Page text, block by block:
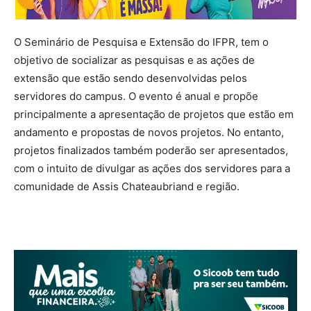
O Seminário de Pesquisa e Extensão do IFPR, tem o
objetivo de socializar as pesquisas e as ações de
extensão que estão sendo desenvolvidas pelos
servidores do campus. O evento é anual e propõe
principalmente a apresentação de projetos que estão em
andamento e propostas de novos projetos. No entanto,
projetos finalizados também poderão ser apresentados,
com o intuito de divulgar as ações dos servidores para a
comunidade de Assis Chateaubriand e região.